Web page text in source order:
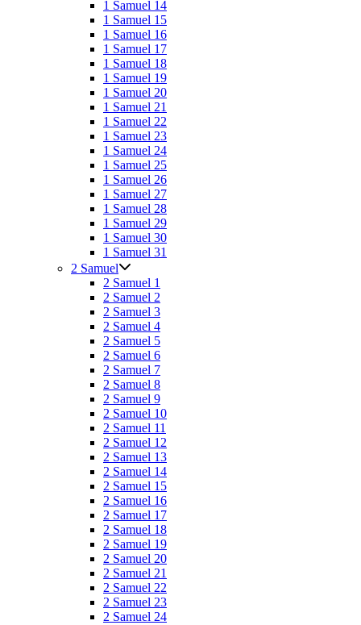
1 Samuel 14
1 Samuel 15
1 Samuel 16
1 Samuel 17
1 Samuel 18
1 Samuel 19
1 Samuel 20
1 Samuel 21
1 Samuel 22
1 Samuel 23
1 Samuel 24
1 Samuel 25
1 Samuel 26
1 Samuel 27
1 Samuel 28
1 Samuel 29
1 Samuel 30
1 Samuel 31
2 Samuel
2 Samuel 1
2 Samuel 2
2 Samuel 3
2 Samuel 4
2 Samuel 5
2 Samuel 6
2 Samuel 7
2 Samuel 8
2 Samuel 9
2 Samuel 10
2 Samuel 11
2 Samuel 12
2 Samuel 13
2 Samuel 14
2 Samuel 15
2 Samuel 16
2 Samuel 17
2 Samuel 18
2 Samuel 19
2 Samuel 20
2 Samuel 21
2 Samuel 22
2 Samuel 23
2 Samuel 24